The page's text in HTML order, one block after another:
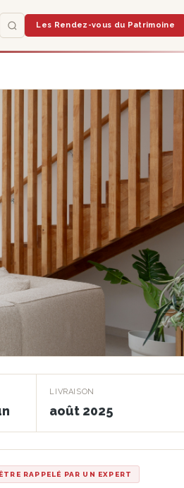
Les Rendez-vous du Patrimoine
LIVRAISON
août 2025
ÊTRE RAPPELÉ PAR UN EXPERT